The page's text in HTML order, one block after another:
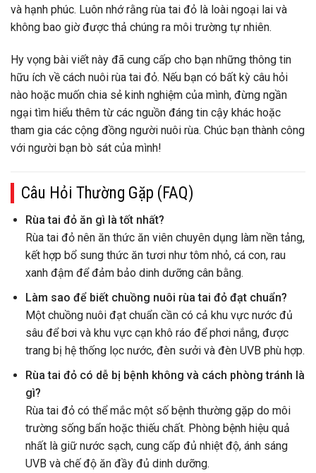
và hạnh phúc. Luôn nhớ rằng rùa tai đỏ là loài ngoại lai và
không bao giờ được thả chúng ra môi trường tự nhiên.
Hy vọng bài viết này đã cung cấp cho bạn những thông tin
hữu ích về cách nuôi rùa tai đỏ. Nếu bạn có bất kỳ câu hỏi
nào hoặc muốn chia sẻ kinh nghiệm của mình, đừng ngần
ngại tìm hiểu thêm từ các nguồn đáng tin cậy khác hoặc
tham gia các cộng đồng người nuôi rùa. Chúc bạn thành công
với người bạn bò sát của mình!
Câu Hỏi Thường Gặp (FAQ)
Rùa tai đỏ ăn gì là tốt nhất?
Rùa tai đỏ nên ăn thức ăn viên chuyên dụng làm nền tảng,
kết hợp bổ sung thức ăn tươi như tôm nhỏ, cá con, rau
xanh đậm để đảm bảo dinh dưỡng cân bằng.
Làm sao để biết chuồng nuôi rùa tai đỏ đạt chuẩn?
Một chuồng nuôi đạt chuẩn cần có cả khu vực nước đủ
sâu để bơi và khu vực cạn khô ráo để phơi nắng, được
trang bị hệ thống lọc nước, đèn sưởi và đèn UVB phù hợp.
Rùa tai đỏ có dễ bị bệnh không và cách phòng tránh là
gì?
Rùa tai đỏ có thể mắc một số bệnh thường gặp do môi
trường sống bẩn hoặc thiếu chất. Phòng bệnh hiệu quả
nhất là giữ nước sạch, cung cấp đủ nhiệt độ, ánh sáng
UVB và chế độ ăn đầy đủ dinh dưỡng.